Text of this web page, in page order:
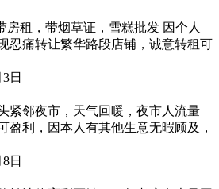
房租，带烟草证，雪糕批发 因个人
忍痛转让繁华路段店铺，诚意转租可
日
紧邻夜市，天气回暖，夜市人流量
盈利，因本人有其他生意无暇顾及，
日